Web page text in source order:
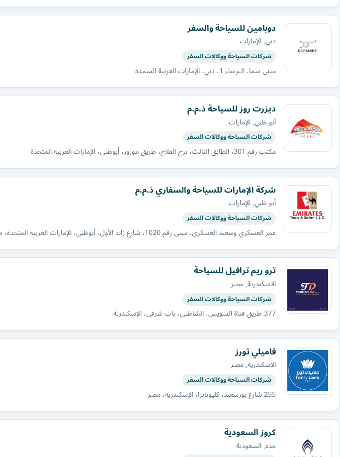
دوبامين للسياحة والسفر
دبي, الإمارات
شركات السياحة ووكالات السفر
مبنى سما، البرشاء 1، دبي، الإمارات العربية المتحدة
ديزرت روز للسياحة ذ.م.م
أبو ظبي, الإمارات
شركات السياحة ووكالات السفر
مكتب رقم 301، الطابق الثالث، برج الفلاح، طريق مورور، أبوظبي، الإمارات العربية المتحدة
شركة الإمارات للسياحة والسفاري ذ.م.م
أبو ظبي, الإمارات
شركات السياحة ووكالات السفر
عمر العسكري وسعيد العسكري، مبنى رقم 1020، شارع زايد الأول، أبوظبي، الإمارات العربية المتحدة، صندوق بريد 51469
ترو ريم ترافيل للسياحة
الاسكندرية, مصر
شركات السياحة ووكالات السفر
377 طريق قناة السويس، الشاطبي، باب شرقي، الإسكندرية
فاميلي تورز
الاسكندرية, مصر
شركات السياحة ووكالات السفر
255 شارع بورسعيد، كليوباترا، الإسكندرية، مصر
كروز السعودية
جده, السعودية